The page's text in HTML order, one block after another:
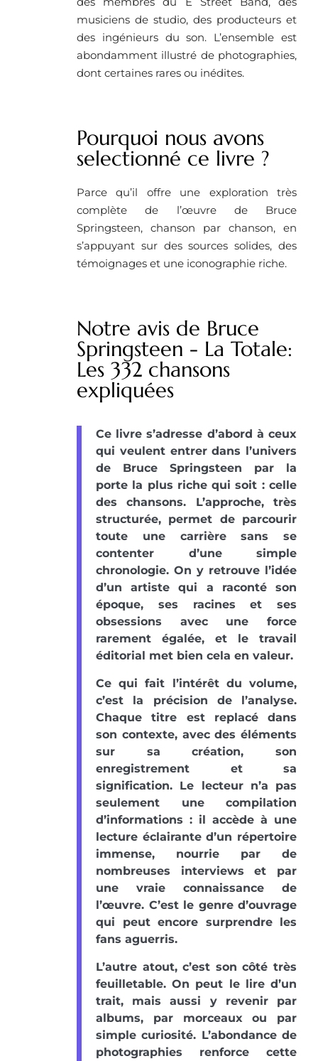
musiciens de studio, des producteurs et
des ingénieurs du son. L’ensemble est
abondamment illustré de photographies,
dont certaines rares ou inédites.
Pourquoi nous avons
selectionné ce livre ? ​
Parce qu’il offre une exploration très
complète de l’œuvre de Bruce
Springsteen, chanson par chanson, en
s’appuyant sur des sources solides, des
témoignages et une iconographie riche.
Notre avis de Bruce
Springsteen - La Totale:
Les 332 chansons
expliquées
Ce livre s’adresse d’abord à ceux
qui veulent entrer dans l’univers
de Bruce Springsteen par la
porte la plus riche qui soit : celle
des chansons. L’approche, très
structurée, permet de parcourir
toute une carrière sans se
contenter d’une simple
chronologie. On y retrouve l’idée
d’un artiste qui a raconté son
époque, ses racines et ses
obsessions avec une force
rarement égalée, et le travail
éditorial met bien cela en valeur.
Ce qui fait l’intérêt du volume,
c’est la précision de l’analyse.
Chaque titre est replacé dans
son contexte, avec des éléments
sur sa création, son
enregistrement et sa
signification. Le lecteur n’a pas
seulement une compilation
d’informations : il accède à une
lecture éclairante d’un répertoire
immense, nourrie par de
nombreuses interviews et par
une vraie connaissance de
l’œuvre. C’est le genre d’ouvrage
qui peut encore surprendre les
fans aguerris.
L’autre atout, c’est son côté très
feuilletable. On peut le lire d’un
trait, mais aussi y revenir par
albums, par morceaux ou par
simple curiosité. L’abondance de
photographies renforce cette